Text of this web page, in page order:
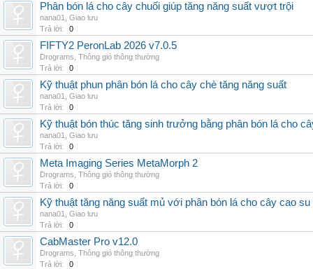
Phân bón lá cho cây chuối giúp tăng năng suất vượt trội
nana01
Giao lưu
Trả lời:
0
FIFTY2 PeronLab 2026 v7.0.5
Drograms Thông gió thông thường
Trả lời:
0
Kỹ thuật phun phân bón lá cho cây chè tăng năng suất
nana01
Giao lưu
Trả lời:
0
Kỹ thuật bón thúc tăng sinh trưởng bằng phân bón lá cho
nana01
Giao lưu
Trả lời:
0
Meta Imaging Series MetaMorph 2
Drograms Thông gió thông thường
Trả lời:
0
Kỹ thuật tăng năng suất mủ với phân bón lá cho cây cao su
nana01
Giao lưu
Trả lời:
0
CabMaster Pro v12.0
Drograms Thông gió thông thường
Trả lời:
0